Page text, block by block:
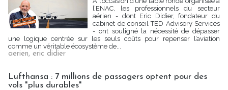
l’ENAC, les professionnels du secteur
aérien - dont Eric Didier, fondateur du
cabinet de conseil TED Advisory Services
- ont souligné la nécessité de dépasser
une logique centrée sur les seuls coûts pour repenser l’aviation
comme un véritable écosystème de...
aerien, eric didier
Lufthansa : 7 millions de passagers optent pour des
vols "plus durables"